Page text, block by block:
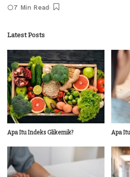
7 Min Read
Latest Posts
Apa Itu Indeks Glikemik? Apa